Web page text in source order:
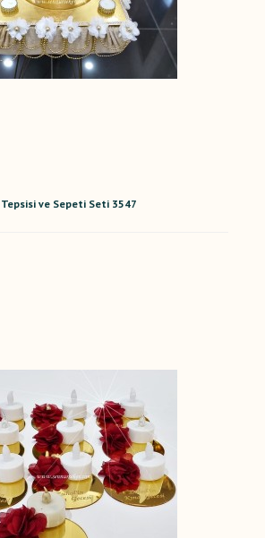
Tepsisi ve Sepeti Seti 3547